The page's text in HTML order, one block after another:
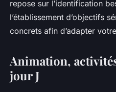
repose sur l’identification
l’établissement d’objectifs
concrets afin d’adapter
Animation,
jour J